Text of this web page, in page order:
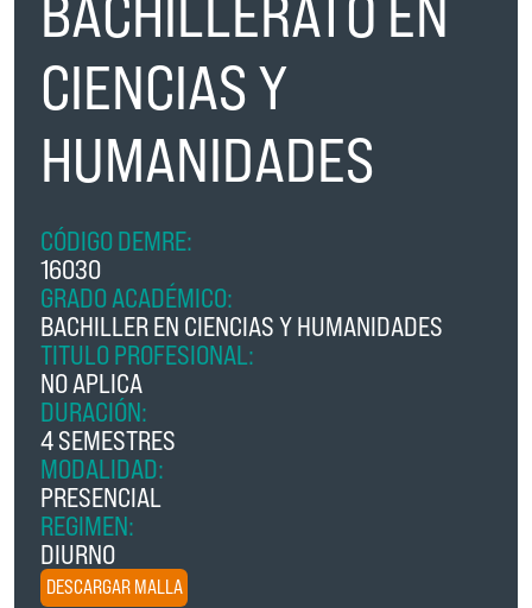
CIENCIAS Y
HUMANIDADES
CÓDIGO DEMRE:
16030
GRADO ACADÉMICO:
BACHILLER EN CIENCIAS Y HUMANIDADES
TITULO PROFESIONAL:
NO APLICA
DURACIÓN:
4 SEMESTRES
MODALIDAD:
PRESENCIAL
REGIMEN:
DIURNO
DESCARGAR MALLA